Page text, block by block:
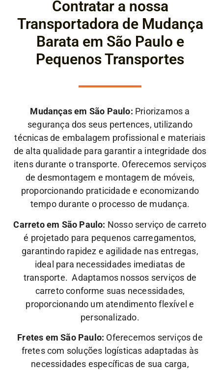
Contratar a nossa
Transportadora de Mudança
Barata em São Paulo e
Pequenos Transportes
Mudanças em São Paulo: Priorizamos a
segurança dos seus pertences, utilizando
técnicas de embalagem profissional e materiais
de alta qualidade para garantir a integridade dos
itens durante o transporte. Oferecemos serviços
de desmontagem e montagem de móveis,
proporcionando praticidade e economizando
tempo durante o processo de mudança.
Carreto em São Paulo: Nosso serviço de carreto
é projetado para pequenos carregamentos,
garantindo rapidez e agilidade nas entregas,
ideal para necessidades imediatas de
transporte. Adaptamos nossos serviços de
carreto conforme suas necessidades,
proporcionando um atendimento flexível e
personalizado.
Fretes em São Paulo: Oferecemos serviços de
fretes com soluções logísticas adaptadas às
necessidades específicas de sua carga,